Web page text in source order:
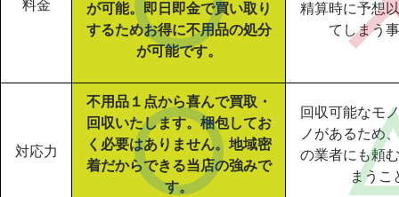
料金
が可能。即日即金で買い取り
するためお得に不用品の処分
が可能です。
精算時に予想
てしまう
対応力
不用品１点から喜んで買取・
回収いたします。梱包してお
く必要はありません。地域密
着だからできる当店の強みで
す。
回収可能なモ
ノがあるため
の業者にも頼
まうこ